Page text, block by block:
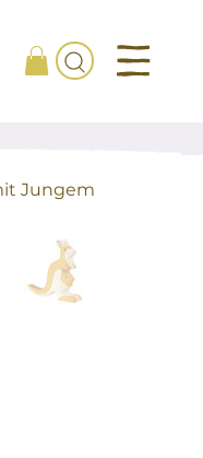
Jungem